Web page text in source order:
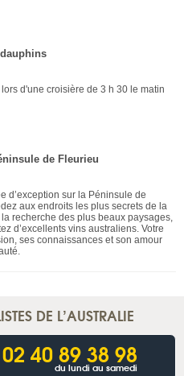
d'une croisière de 3 h 30 le matin
de Fleurieu
d’exception sur la Péninsule de
aux endroits les plus secrets de la
recherche des plus beaux paysages,
d’excellents vins australiens. Votre
ses connaissances et son amour
DE L’AUSTRALIE
02 40 89 38 98
du lundi au samedi